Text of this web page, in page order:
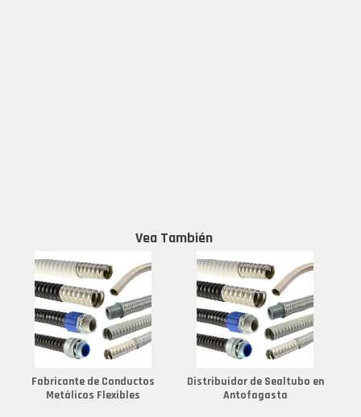
Vea También
Fabricante de Conductos
Metálicos Flexibles
Distribuidor de Sealtubo en
Antofagasta